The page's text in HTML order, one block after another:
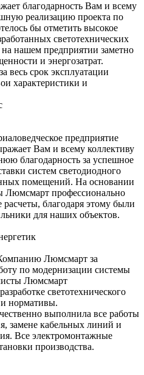
благодарность Вам и всему
реализацию проекта по
бы отметить высокое
светотехнических
нашем предприятии заметно
и энергозатрат.
весь срок эксплуатации
характеристики и
предприятие
Вам и всему коллективу
благодарность за успешное
систем светодиодного
помещений. На основании
Люмсмарт профессионально
благодаря этому были
для наших объектов.
Люмсмарт за
по модернизации системы
Люмсмарт
светотехнического
нормативы.
выполнила все работы
замене кабельных линий и
Все электромонтажные
производства.